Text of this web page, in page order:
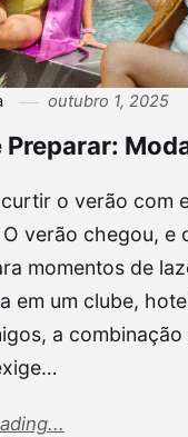
outubro 1, 2025
Preparar:
o verão com
verão chegou, e
momentos de
em um clube,
a